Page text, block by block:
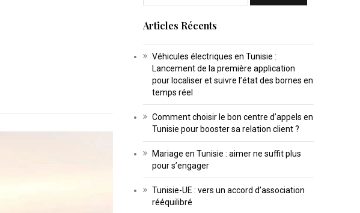
Articles Récents
Véhicules électriques en Tunisie :
Lancement de la première application
pour localiser et suivre l’état des bornes en
temps réel
Comment choisir le bon centre d’appels en
Tunisie pour booster sa relation client ?
Mariage en Tunisie : aimer ne suffit plus
pour s’engager
Tunisie-UE : vers un accord d’association
rééquilibré